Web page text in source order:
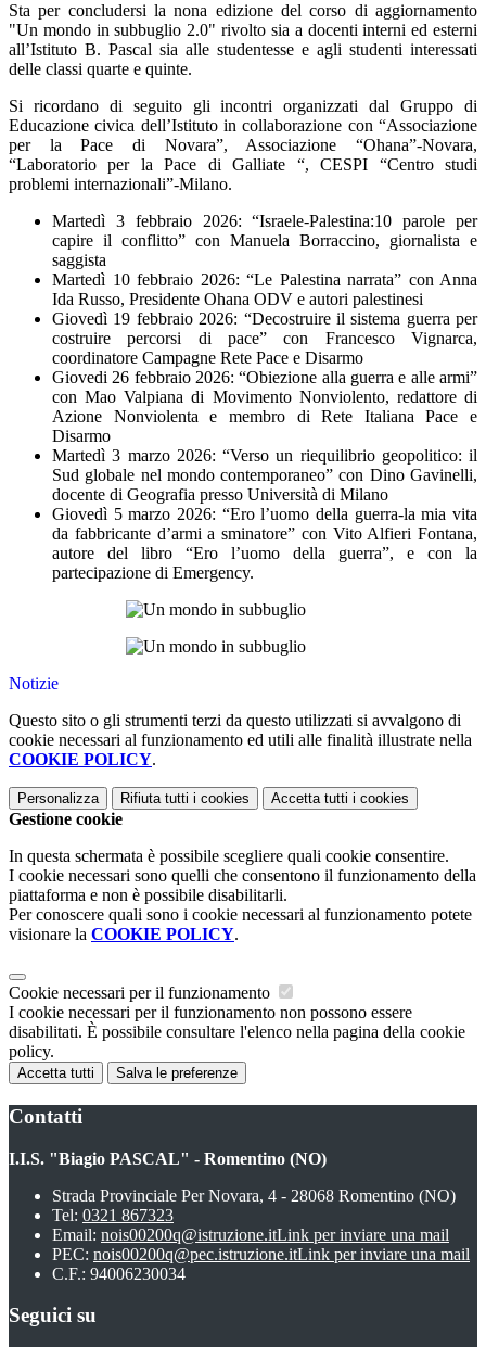
Sta per concludersi la nona edizione del corso di aggiornamento
"Un mondo in subbuglio 2.0" rivolto sia a docenti interni ed esterni
all’Istituto B. Pascal sia alle studentesse e agli studenti interessati
delle classi quarte e quinte.
Si ricordano di seguito gli incontri organizzati dal Gruppo di
Educazione civica dell’Istituto in collaborazione con “Associazione
per la Pace di Novara”, Associazione “Ohana”-Novara,
“Laboratorio per la Pace di Galliate “, CESPI “Centro studi
problemi internazionali”-Milano.
Martedì 3 febbraio 2026: “Israele-Palestina:10 parole per
capire il conflitto” con Manuela Borraccino, giornalista e
saggista
Martedì 10 febbraio 2026: “Le Palestina narrata” con Anna
Ida Russo, Presidente Ohana ODV e autori palestinesi
Giovedì 19 febbraio 2026: “Decostruire il sistema guerra per
costruire percorsi di pace” con Francesco Vignarca,
coordinatore Campagne Rete Pace e Disarmo
Giovedi 26 febbraio 2026: “Obiezione alla guerra e alle armi”
con Mao Valpiana di Movimento Nonviolento, redattore di
Azione Nonviolenta e membro di Rete Italiana Pace e
Disarmo
Martedì 3 marzo 2026: “Verso un riequilibrio geopolitico: il
Sud globale nel mondo contemporaneo” con Dino Gavinelli,
docente di Geografia presso Università di Milano
Giovedì 5 marzo 2026: “Ero l’uomo della guerra-la mia vita
da fabbricante d’armi a sminatore” con Vito Alfieri Fontana,
autore del libro “Ero l’uomo della guerra”, e con la
partecipazione di Emergency.
Notizie
Questo sito o gli strumenti terzi da questo utilizzati si avvalgono di
cookie necessari al funzionamento ed utili alle finalità illustrate nella
COOKIE POLICY.
Personalizza Rifiuta tutti i cookies Accetta tutti i cookies
Gestione cookie
In questa schermata è possibile scegliere quali cookie consentire.
I cookie necessari sono quelli che consentono il funzionamento della
piattaforma e non è possibile disabilitarli.
Per conoscere quali sono i cookie necessari al funzionamento potete
visionare la COOKIE POLICY.
Cookie necessari per il funzionamento
I cookie necessari per il funzionamento non possono essere
disabilitati. È possibile consultare l'elenco nella pagina della cookie
policy.
Accetta tutti Salva le preferenze
Contatti
I.I.S. "Biagio PASCAL" - Romentino (NO)
Strada Provinciale Per Novara, 4 - 28068 Romentino (NO)
Tel: 0321 867323
Email: nois00200q@istruzione.itLink per inviare una mail
PEC: nois00200q@pec.istruzione.itLink per inviare una mail
C.F.: 94006230034
Seguici su